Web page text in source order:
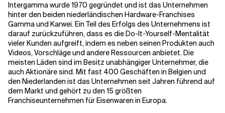
Intergamma wurde 1970 gegründet und ist das Unternehmen
hinter den beiden niederländischen Hardware-Franchises
Gamma und Karwei. Ein Teil des Erfolgs des Unternehmens ist
darauf zurückzuführen, dass es die Do-It-Yourself-Mentalität
vieler Kunden aufgreift, indem es neben seinen Produkten auch
Videos, Vorschläge und andere Ressourcen anbietet. Die
meisten Läden sind im Besitz unabhängiger Unternehmer, die
auch Aktionäre sind. Mit fast 400 Geschäften in Belgien und
den Niederlanden ist das Unternehmen seit Jahren führend auf
dem Markt und gehört zu den 15 größten
Franchiseunternehmen für Eisenwaren in Europa.